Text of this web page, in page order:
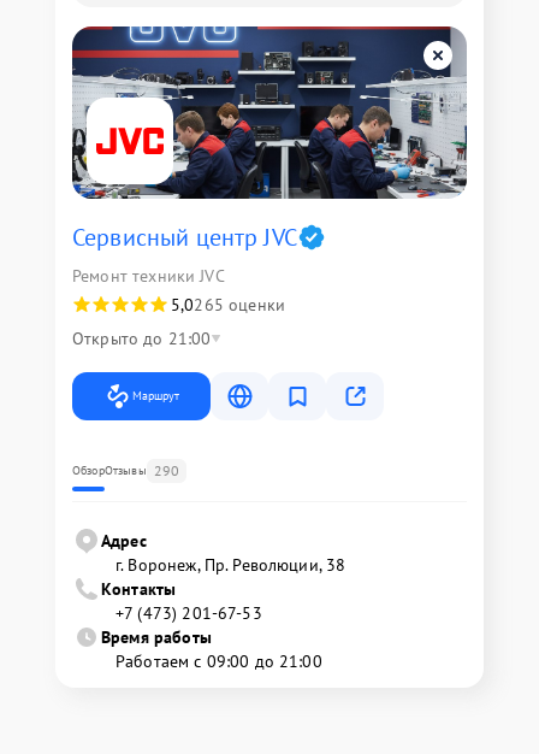
Сервисный центр JVC
Ремонт техники JVC
5,0265 оценки
Открыто до 21:00
Маршрут
ОбзорОтзывы 290
Адрес
г. Воронеж, Пр. Революции, 38
Контакты
+7 (473) 201-67-53
Время работы
Работаем с 09:00 до 21:00